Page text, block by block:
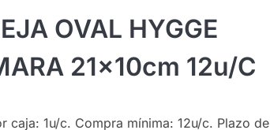
OVAL HYGGE
21x10cm 12u/c
caja: 1u/c. Compra mínima: 12u/c. Plazo de